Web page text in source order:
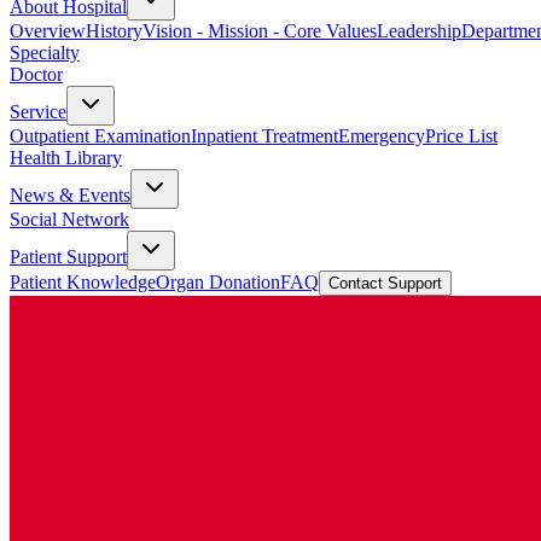
About Hospital
OverviewHistoryVision - Mission - Core ValuesLeadership
Specialty
Doctor
Service
Outpatient ExaminationInpatient TreatmentEmergencyPrice List
Health Library
News & Events
Social Network
Patient Support
Patient KnowledgeOrgan DonationFAQ Contact Support